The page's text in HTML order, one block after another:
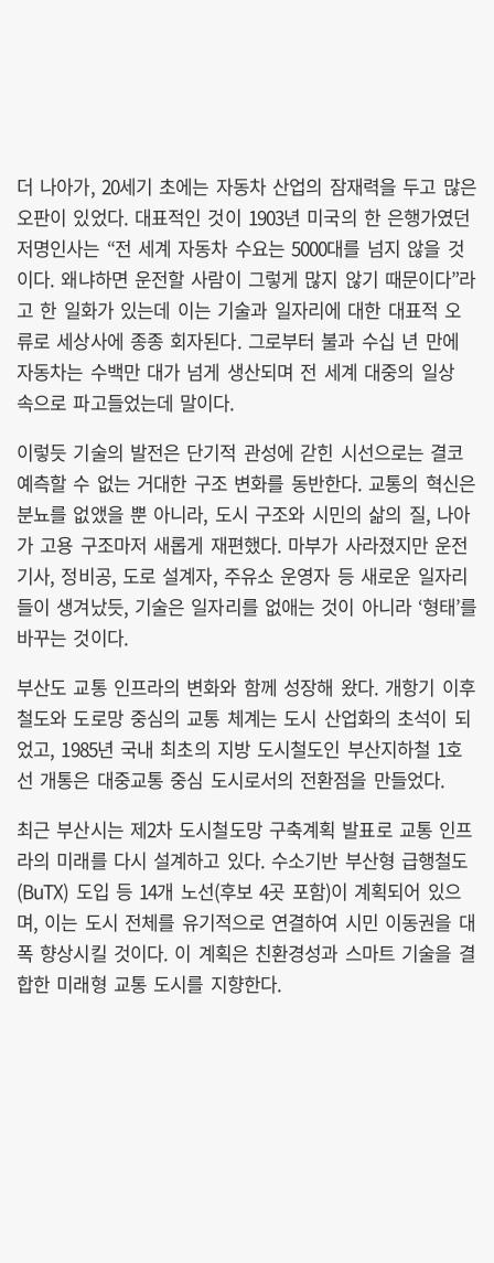
더 나아가, 20세기 초에는 자동차 산업의 잠재력을 두고 많은
오판이 있었다. 대표적인 것이 1903년 미국의 한 은행가였던
저명인사는 “전 세계 자동차 수요는 5000대를 넘지 않을 것
이다. 왜냐하면 운전할 사람이 그렇게 많지 않기 때문이다”라
고 한 일화가 있는데 이는 기술과 일자리에 대한 대표적 오
류로 세상사에 종종 회자된다. 그로부터 불과 수십 년 만에
자동차는 수백만 대가 넘게 생산되며 전 세계 대중의 일상
속으로 파고들었는데 말이다.
이렇듯 기술의 발전은 단기적 관성에 갇힌 시선으로는 결코
예측할 수 없는 거대한 구조 변화를 동반한다. 교통의 혁신은
분뇨를 없앴을 뿐 아니라, 도시 구조와 시민의 삶의 질, 나아
가 고용 구조마저 새롭게 재편했다. 마부가 사라졌지만 운전
기사, 정비공, 도로 설계자, 주유소 운영자 등 새로운 일자리
들이 생겨났듯, 기술은 일자리를 없애는 것이 아니라 ‘형태’를
바꾸는 것이다.
부산도 교통 인프라의 변화와 함께 성장해 왔다. 개항기 이후
철도와 도로망 중심의 교통 체계는 도시 산업화의 초석이 되
었고, 1985년 국내 최초의 지방 도시철도인 부산지하철 1호
선 개통은 대중교통 중심 도시로서의 전환점을 만들었다.
최근 부산시는 제2차 도시철도망 구축계획 발표로 교통 인프
라의 미래를 다시 설계하고 있다. 수소기반 부산형 급행철도
(BuTX) 도입 등 14개 노선(후보 4곳 포함)이 계획되어 있으
며, 이는 도시 전체를 유기적으로 연결하여 시민 이동권을 대
폭 향상시킬 것이다. 이 계획은 친환경성과 스마트 기술을 결
합한 미래형 교통 도시를 지향한다.